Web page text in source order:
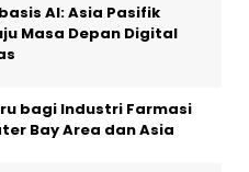
AI: Asia Pasifik
Masa Depan Digital
bagi Industri Farmasi
Bay Area dan Asia